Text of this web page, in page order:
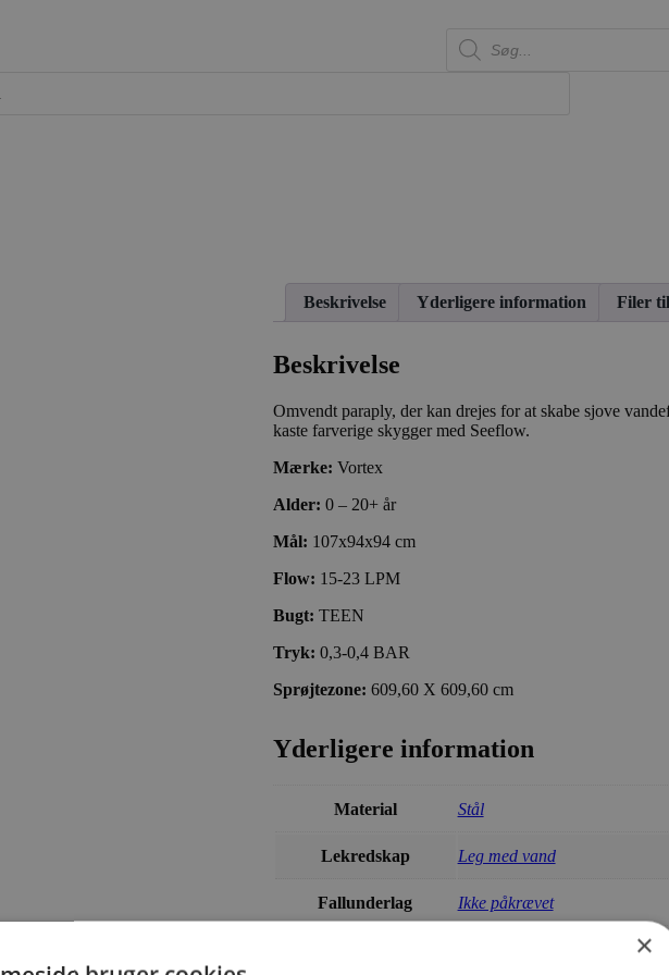
search
Beskrivelse Yderligere information Filer
Beskrivelse
Omvendt paraply, der kan drejes for at skabe sjove
kaste farverige skygger med Seeflow.
Mærke: Vortex
Alder: 0 – 20+ år
Mål: 107x94x94 cm
Flow: 15-23 LPM
Bugt: TEEN
Tryk: 0,3-0,4 BAR
Sprøjtezone: 609,60 X 609,60 cm
Yderligere information
Material Stål
Lekredskap Leg med vand
Fallunderlag Ikke påkrævet
×